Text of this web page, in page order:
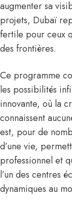
augmenter sa
projets, Dubaï
fertile pour ceux
des frontières.
Ce programme
les possibilités
innovante, où la
connaissent
est, pour de
d’une vie,
professionnel et
l’un des centres
dynamiques au